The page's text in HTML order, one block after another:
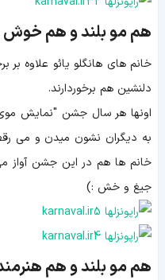
هم مو بلند و هم
خانم های هانگلو یائو علاوه بر
دلنشین هم برخوردارند.
اونها هر سال جشن "نمایش
به دیگران نشون میدن و می
خانم ها هم در این جشن آواز
جیغ و خش :)
هم مو بلند و هم